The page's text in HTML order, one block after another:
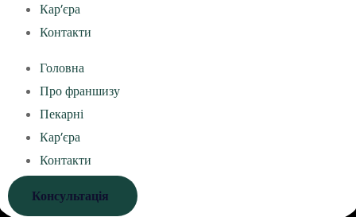
Кар’єра
Контакти
Головна
Про франшизу
Пекарні
Кар’єра
Контакти
Консультація